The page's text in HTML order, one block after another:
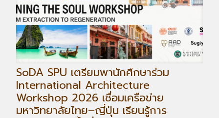
SoDA SPU เตรียมพานักศึกษาร่วม
International Architecture
Workshop 2026 เชื่อมเครือข่าย
มหาวิทยาลัยไทย–ญี่ปุ่น เรียนรู้การ